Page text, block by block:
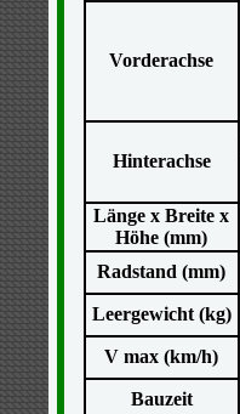
Vorderachse
Hinterachse
Länge x Breite x
Höhe (mm)
Radstand (mm)
Leergewicht (kg)
V max (km/h)
Bauzeit